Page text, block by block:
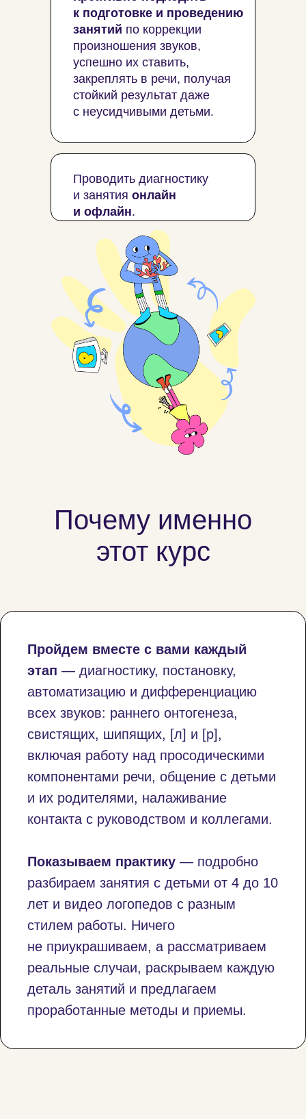
к подготовке и проведению
занятий по коррекции
произношения звуков,
успешно их ставить,
закреплять в речи, получая
стойкий результат даже
с неусидчивыми детьми.
Проводить диагностику
и занятия онлайн
и офлайн.
Почему именно
этот курс
Пройдем вместе с вами каждый
этап — диагностику, постановку,
автоматизацию и дифференциацию
всех звуков: раннего онтогенеза,
свистящих, шипящих, [л] и [р],
включая работу над просодическими
компонентами речи, общение с детьми
и их родителями, налаживание
контакта с руководством и коллегами.
Показываем практику — подробно
разбираем занятия с детьми от 4 до 10
лет и видео логопедов с разным
стилем работы. Ничего
не приукрашиваем, а рассматриваем
реальные случаи, раскрываем каждую
деталь занятий и предлагаем
проработанные методы и приемы.